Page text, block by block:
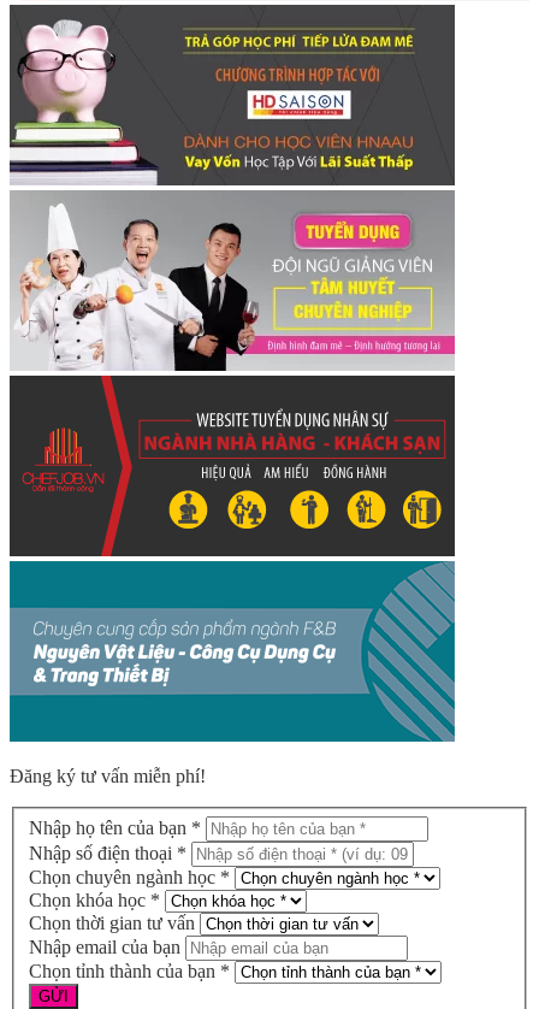
Đăng ký tư vấn miễn phí!
Nhập họ tên của bạn *
Nhập số điện thoại *
Chọn chuyên ngành học *
Chọn khóa học *
Chọn thời gian tư vấn
Nhập email của bạn
Chọn tỉnh thành của bạn *